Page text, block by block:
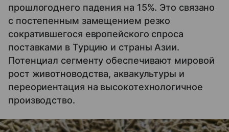
прошлогоднего падения на 15%. Это связано
с постепенным замещением резко
сократившегося европейского спроса
поставками в Турцию и страны Азии.
Потенциал сегменту обеспечивают мировой
рост животноводства, аквакультуры и
переориентация на высокотехнологичное
производство.